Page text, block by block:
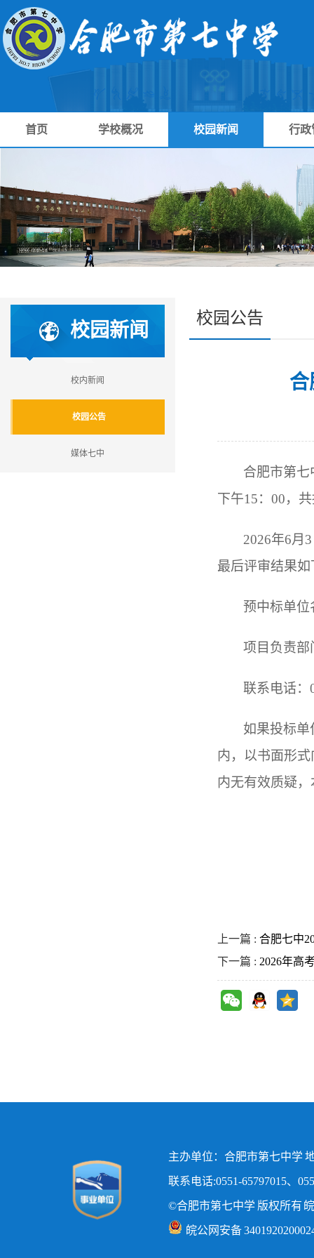
首页 学校概况 校园新闻 行政
校园新闻
校内新闻
校园公告
媒体七中
校园公告
合
合肥市第七
下午15：00，
2026年6月
最后评审结果如
预中标单位
项目负责部
联系电话
如果投标
内，以书面形
内无有效质疑
上一篇 : 合肥七中
下一篇 : 2026年高
主办单位：合肥市第七中学
联系电话:0551-65797015、
©合肥市第七中学 版权所有
皖公网安备